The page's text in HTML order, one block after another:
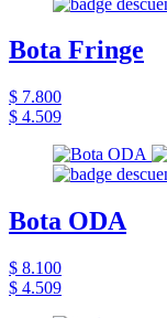
Bota Fringe
$ 7.800
$ 4.509
Bota ODA
$ 8.100
$ 4.509